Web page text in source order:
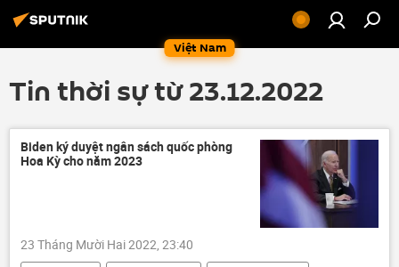
Việt Nam
Tin thời sự từ 23.12.2022
Biden ký duyệt ngân sách quốc phòng
Hoa Kỳ cho năm 2023
23 Tháng Mười Hai 2022, 23:40